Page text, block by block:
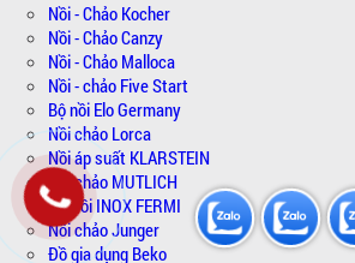
Nồi - Chảo Kocher
Nồi - Chảo Canzy
Nồi - Chảo Malloca
Nồi - chảo Five Start
Bộ nồi Elo Germany
Nồi chảo Lorca
Nồi áp suất KLARSTEIN
Nồi chảo MUTLICH
Bộ Nồi INOX FERMI
Nồi chảo Junger
Đồ gia dụng Beko